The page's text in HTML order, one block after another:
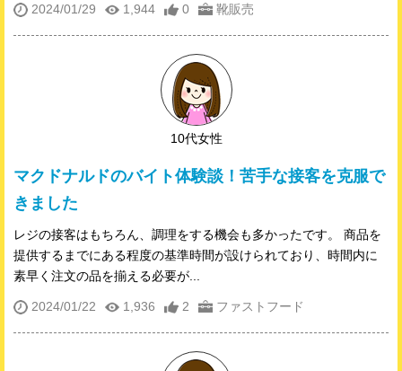
2024/01/29 1,944 0 靴販売
10代女性
マクドナルドのバイト体験談！苦手な接客を克服で
きました
レジの接客はもちろん、調理をする機会も多かったです。 商品を
提供するまでにある程度の基準時間が設けられており、時間内に
素早く注文の品を揃える必要が...
2024/01/22 1,936 2 ファストフード